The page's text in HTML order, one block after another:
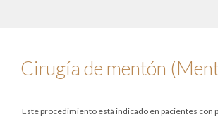
Cirugía de mentón
Este procedimiento está indicado en pacientes con